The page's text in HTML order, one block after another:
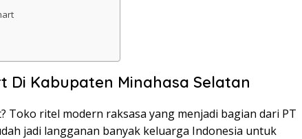
Di Kabupaten Minahasa Selatan
Toko ritel modern raksasa yang menjadi bagian dari PT
jadi langganan banyak keluarga Indonesia untuk